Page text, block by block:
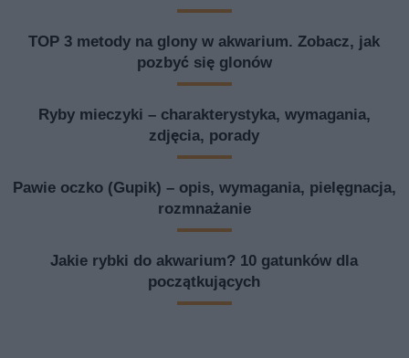
TOP 3 metody na glony w akwarium. Zobacz, jak
pozbyć się glonów
Ryby mieczyki – charakterystyka, wymagania,
zdjęcia, porady
Pawie oczko (Gupik) – opis, wymagania, pielęgnacja,
rozmnażanie
Jakie rybki do akwarium? 10 gatunków dla
początkujących